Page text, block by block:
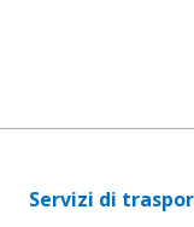
Servizi di